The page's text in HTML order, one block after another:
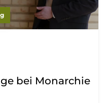
bei Monarchie